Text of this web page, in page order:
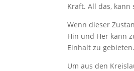
Kraft. All das,
Wenn dieser
Hin und Her kann
Einhalt zu
Um aus den